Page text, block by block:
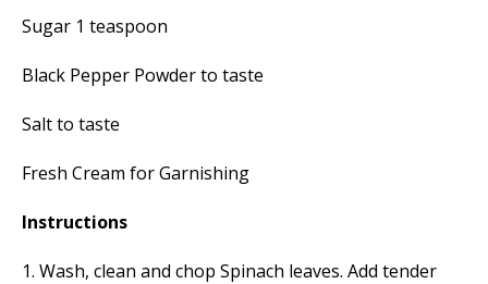
Sugar 1 teaspoon
Black Pepper Powder to taste
Salt to taste
Fresh Cream for Garnishing
Instructions
1. Wash, clean and chop Spinach leaves. Add tender